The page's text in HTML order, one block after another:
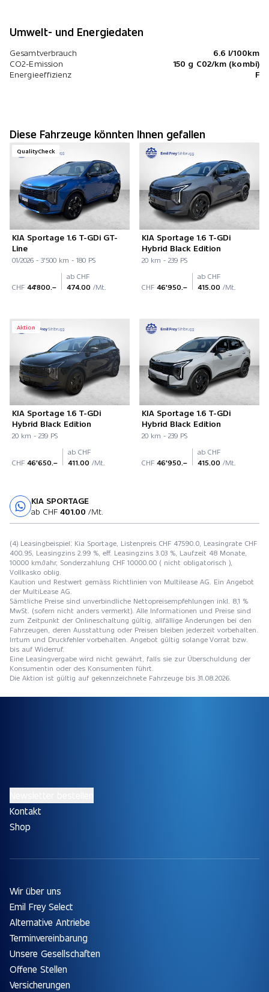
Umwelt- und Energiedaten
Gesamtverbrauch
6.6 l/100km
CO2-Emission
150 g C02/km (kombi)
Energieeffizienz
F
Diese Fahrzeuge könnten Ihnen gefallen
QualityCheck
KIA Sportage 1.6 T-GDi GT-
Line
01/2026 - 3'500 km - 180 PS
CHF 44'800.–
ab CHF
474.00 /Mt.
KIA Sportage 1.6 T-GDi
Hybrid Black Edition
20 km - 239 PS
CHF 46'950.–
ab CHF
415.00 /Mt.
Aktion
KIA Sportage 1.6 T-GDi
Hybrid Black Edition
20 km - 239 PS
CHF 46'650.–
ab CHF
411.00 /Mt.
KIA Sportage 1.6 T-GDi
Hybrid Black Edition
20 km - 239 PS
CHF 46'950.–
ab CHF
415.00 /Mt.
KIA SPORTAGE
ab CHF 401.00 /Mt.
(4) Leasingbeispiel: Kia Sportage, Listenpreis CHF 47590.0, Leasingrate CHF
400.95, Leasingzins 2.99 %, eff. Leasingzins 3.03 %, Laufzeit 48 Monate,
10000 km/Jahr, Sonderzahlung CHF 10000.00 ( nicht obligatorisch ),
Vollkasko oblig.
Kaution und Restwert gemäss Richtlinien von Multilease AG. Ein Angebot
der MultiLease AG.
Sämtliche Preise sind unverbindliche Nettopreisempfehlungen inkl. 8,1 %
MwSt. (sofern nicht anders vermerkt). Alle Informationen und Preise sind
zum Zeitpunkt der Onlineschaltung gültig, allfällige Änderungen bei den
Fahrzeugen, deren Ausstattung oder Preisen bleiben jederzeit vorbehalten.
Irrtum und Druckfehler vorbehalten. Angebot gültig solange Vorrat bzw.
bis auf Widerruf.
Eine Leasingvergabe wird nicht gewährt, falls sie zur Überschuldung der
Konsumentin oder des Konsumenten führt.
Die Aktion ist gültig auf gekennzeichnete Fahrzeuge bis 31.08.2026.
Kontakt
Shop
Wir über uns
Emil Frey Select
Alternative Antriebe
Terminvereinbarung
Unsere Gesellschaften
Offene Stellen
Versicherungen